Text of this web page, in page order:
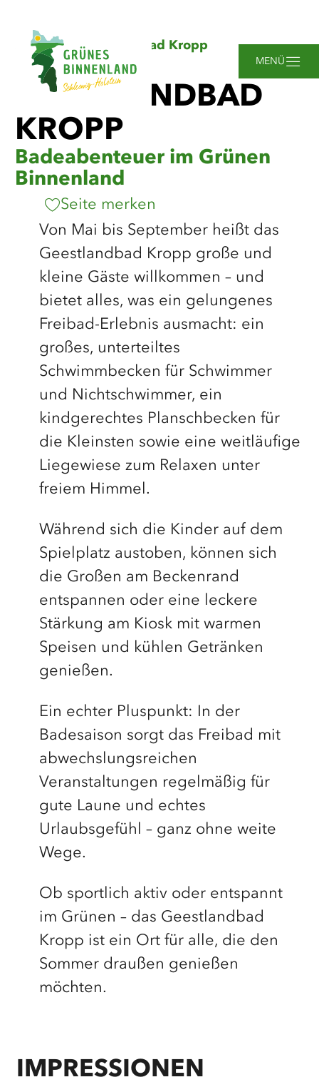
Hauptinhalt
Suche
Navigation
Footer
MENÜ
sind
hier:
Startseite Geestlandbad Kropp
GEESTLANDBAD
KROPP
Badeabenteuer im Grünen
Binnenland
Seite merken
Von Mai bis September heißt das
Geestlandbad Kropp große und
kleine Gäste willkommen – und
bietet alles, was ein gelungenes
Freibad-Erlebnis ausmacht: ein
großes, unterteiltes
Schwimmbecken für Schwimmer
und Nichtschwimmer, ein
kindgerechtes Planschbecken für
die Kleinsten sowie eine weitläufige
Liegewiese zum Relaxen unter
freiem Himmel.
Während sich die Kinder auf dem
Spielplatz austoben, können sich
die Großen am Beckenrand
entspannen oder eine leckere
Stärkung am Kiosk mit warmen
Speisen und kühlen Getränken
genießen.
Ein echter Pluspunkt: In der
Badesaison sorgt das Freibad mit
abwechslungsreichen
Veranstaltungen regelmäßig für
gute Laune und echtes
Urlaubsgefühl – ganz ohne weite
Wege.
Ob sportlich aktiv oder entspannt
im Grünen – das Geestlandbad
Kropp ist ein Ort für alle, die den
Sommer draußen genießen
möchten.
IMPRESSIONEN